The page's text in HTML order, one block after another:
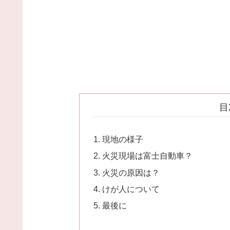
現地の様子
火災現場は富士自動車？
火災の原因は？
けが人について
最後に